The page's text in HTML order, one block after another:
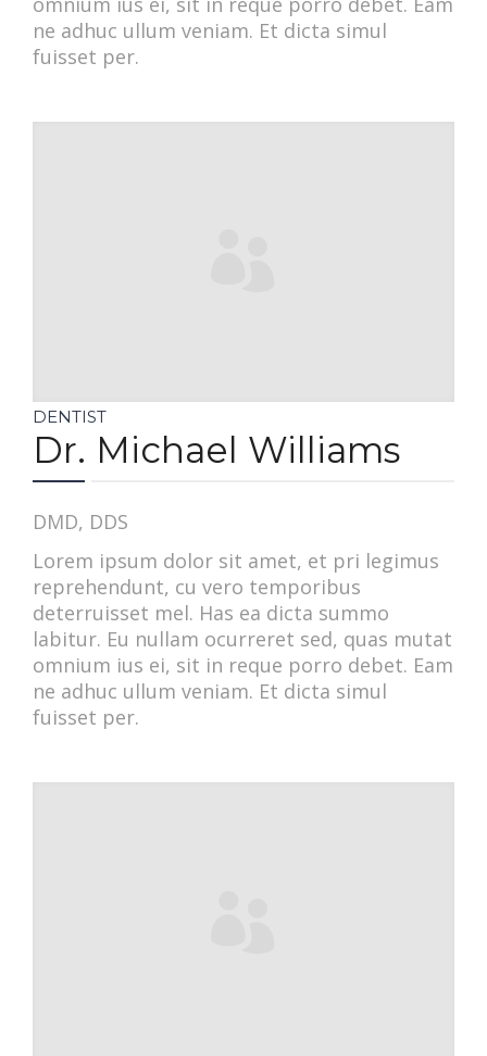
ne adhuc ullum veniam. Et dicta simul
fuisset per.
DENTIST
Dr. Michael Williams
DMD, DDS
Lorem ipsum dolor sit amet, et pri legimus
reprehendunt, cu vero temporibus
deterruisset mel. Has ea dicta summo
labitur. Eu nullam ocurreret sed, quas mutat
omnium ius ei, sit in reque porro debet. Eam
ne adhuc ullum veniam. Et dicta simul
fuisset per.